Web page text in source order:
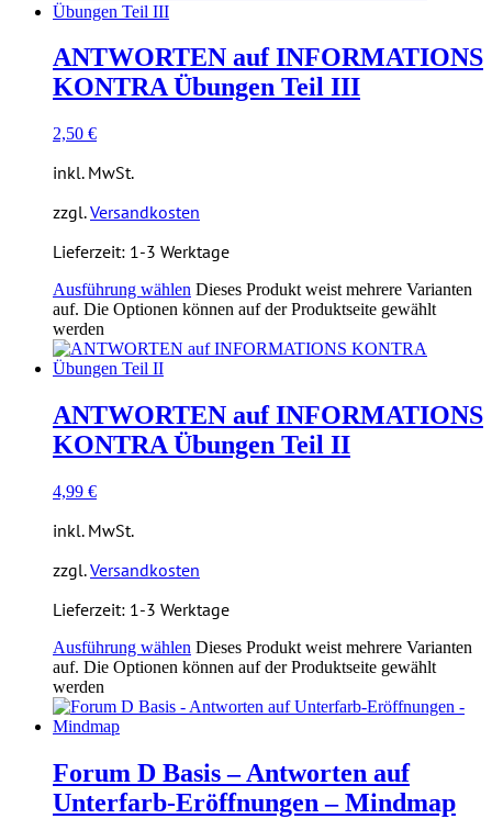
ANTWORTEN auf INFORMATIONS
KONTRA Übungen Teil III
2,50 €
inkl. MwSt.
zzgl.Versandkosten
Lieferzeit: 1-3 Werktage
Ausführung wählen Dieses Produkt weist mehrere Varianten
auf. Die Optionen können auf der Produktseite gewählt
werden
ANTWORTEN auf INFORMATIONS
KONTRA Übungen Teil II
4,99 €
inkl. MwSt.
zzgl.Versandkosten
Lieferzeit: 1-3 Werktage
Ausführung wählen Dieses Produkt weist mehrere Varianten
auf. Die Optionen können auf der Produktseite gewählt
werden
Forum D Basis – Antworten auf
Unterfarb-Eröffnungen – Mindmap